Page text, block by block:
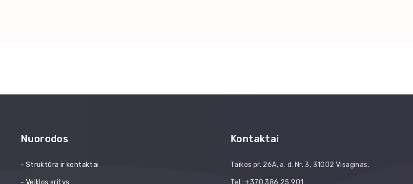
Nuorodos
Struktūra ir kontaktai
Veiklos sritys
Kontaktai
Taikos pr. 26A, a. d. Nr. 3, 31002 Visaginas.
Tel.: +370 386 25 901